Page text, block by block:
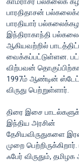
பாரதிதாசன்
பாரதியார்
இந்திராகாந்தி
ஆகியவற்றில்
வைக்கப்பட்டுள்ளன.
விற்பவன்
1997ம் ஆண்டின்
விருது பெற்றுள்ளார்.
திரை இசை
இந்திய அரசின்
தேசியவிருதுகளை
முறை பெற்றிருக்கிறார்.
ஃபேர் விருதும்,